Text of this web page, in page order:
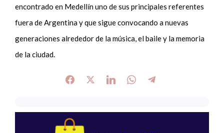
encontrado en Medellín uno de sus principales referentes
fuera de Argentina y que sigue convocando a nuevas
generaciones alrededor de la música, el baile y la memoria
de la ciudad.